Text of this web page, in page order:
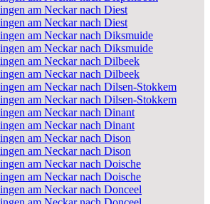
am Neckar nach Diest
am Neckar nach Diest
am Neckar nach Diksmuide
am Neckar nach Diksmuide
am Neckar nach Dilbeek
am Neckar nach Dilbeek
am Neckar nach Dilsen-Stokkem
am Neckar nach Dilsen-Stokkem
am Neckar nach Dinant
am Neckar nach Dinant
am Neckar nach Dison
am Neckar nach Dison
am Neckar nach Doische
am Neckar nach Doische
am Neckar nach Donceel